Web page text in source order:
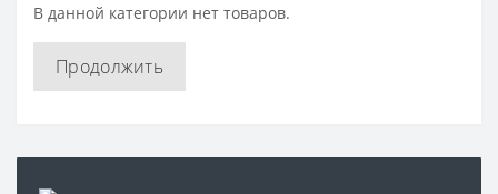
В данной категории нет товаров.
Продолжить